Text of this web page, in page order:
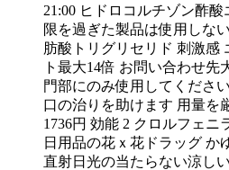
21:00 ヒドロコルチゾン酢
限を過ぎた製品は使用しな
肪酸トリグリセリド 刺激感
ト最大14倍 お問い合わせ先
門部にのみ使用してくださ
口の治りを助けます 用量を
1736円 効能 2 クロルフェニ
日用品の花ｘ花ドラッグ か
直射日光の当たらない涼し